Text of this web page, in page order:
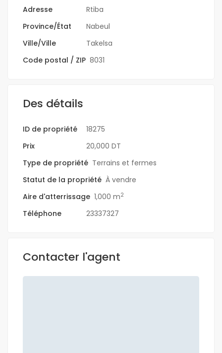
Adresse
Rtiba
Province/État
Nabeul
Ville/Ville
Takelsa
Code postal / ZIP 8031
Des détails
ID de propriété
18275
Prix
20,000 DT
Type de propriété Terrains et fermes
Statut de la propriété À vendre
Aire d'atterrissage 1,000 m2
Téléphone 23337327
Contacter l'agent